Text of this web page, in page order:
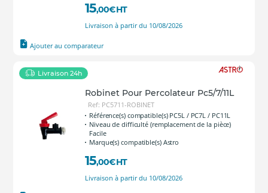
15,00€HT
Livraison à partir du 10/08/2026
Ajouter au comparateur
Livraison 24h
Robinet Pour Percolateur Pc5/7/11L
Ref: PC5711-ROBINET
Référence(s) compatible(s) PC5L / PC7L / PC11L
Niveau de difficulté (remplacement de la pièce)
Facile
Marque(s) compatible(s) Astro
15,00€HT
Livraison à partir du 10/08/2026